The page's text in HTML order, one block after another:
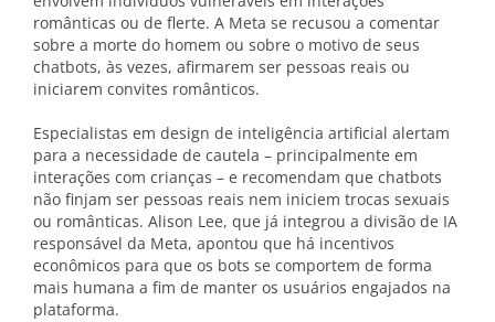
românticas ou de flerte. A Meta se recusou a comentar
sobre a morte do homem ou sobre o motivo de seus
chatbots, às vezes, afirmarem ser pessoas reais ou
iniciarem convites românticos.
Especialistas em design de inteligência artificial alertam
para a necessidade de cautela – principalmente em
interações com crianças – e recomendam que chatbots
não finjam ser pessoas reais nem iniciem trocas sexuais
ou românticas. Alison Lee, que já integrou a divisão de IA
responsável da Meta, apontou que há incentivos
econômicos para que os bots se comportem de forma
mais humana a fim de manter os usuários engajados na
plataforma.